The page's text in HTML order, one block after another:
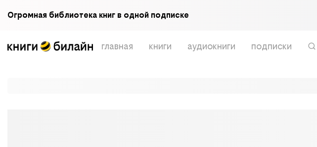
Огромная библиотека книг в одной подписке
главная книги аудиокниги подписки